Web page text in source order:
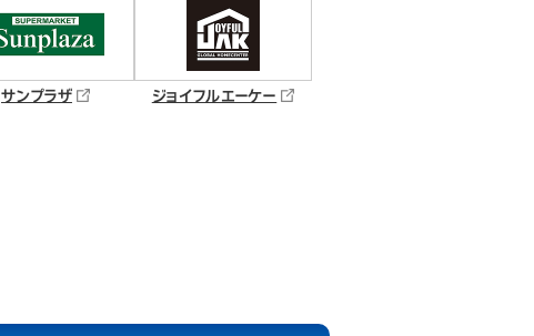
サンプラザ ジョイフルエーケー